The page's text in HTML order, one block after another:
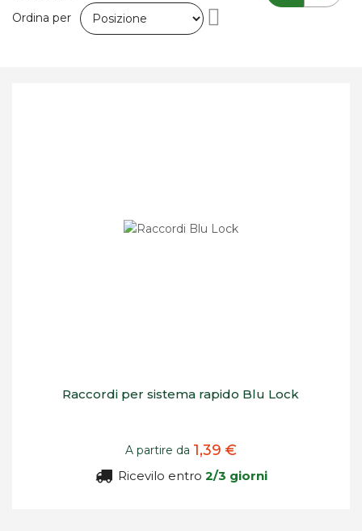
Ordina per
Raccordi per sistema rapido Blu Lock
A partire da 1,39 €
Ricevilo entro 2/3 giorni